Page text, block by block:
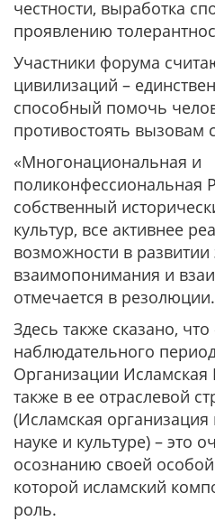
честности, выработка
проявлению
Участники форума
цивилизаций –
способный помочь
противостоять вызовам
«Многонациональная и
поликонфессиональная
собственный
культур, все активнее
возможности в развитии
взаимопонимания и
отмечается в резолюции.
Здесь также сказано,
наблюдательного
Организации
также в ее отраслевой
(Исламская
науке и культуре) – это
осознанию своей
которой исламский
роль.